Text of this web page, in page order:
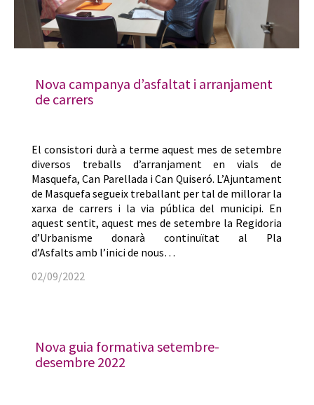
Nova campanya d’asfaltat i arranjament
de carrers
El consistori durà a terme aquest mes de setembre
diversos treballs d’arranjament en vials de
Masquefa, Can Parellada i Can Quiseró. L’Ajuntament
de Masquefa segueix treballant per tal de millorar la
xarxa de carrers i la via pública del municipi. En
aquest sentit, aquest mes de setembre la Regidoria
d’Urbanisme donarà continuïtat al Pla
d’Asfalts amb l’inici de nous…
02/09/2022
Nova guia formativa setembre-
desembre 2022